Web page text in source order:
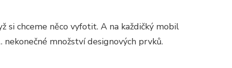
si chceme něco vyfotit. A na každičký mobil
množství designových prvků.